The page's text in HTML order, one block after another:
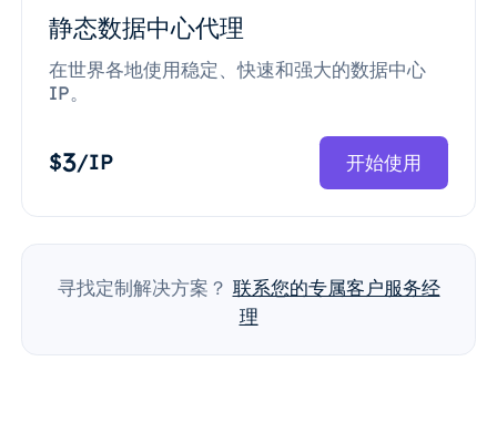
静态数据中心代理
在世界各地使用稳定、快速和强大的数据中心
IP。
$3/IP 开始使用
寻找定制解决方案？ 联系您的专属客户服务经
理